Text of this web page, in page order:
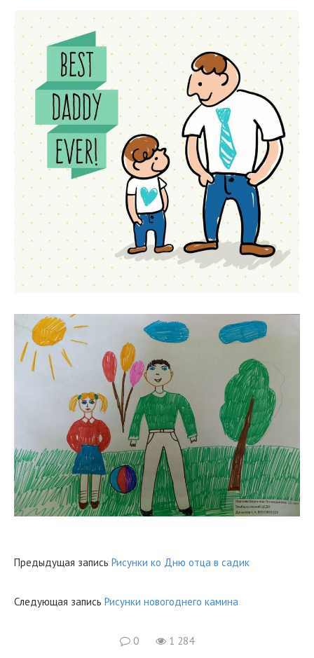
Предыдущая запись Рисунки ко Дню отца в садик
Следующая запись Рисунки новогоднего камина
0 1 284